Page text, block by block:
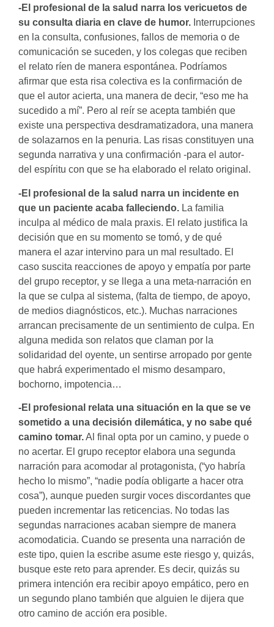
-El profesional de la salud narra los vericuetos de
su consulta diaria en clave de humor. Interrupciones
en la consulta, confusiones, fallos de memoria o de
comunicación se suceden, y los colegas que reciben
el relato ríen de manera espontánea. Podríamos
afirmar que esta risa colectiva es la confirmación de
que el autor acierta, una manera de decir, “eso me ha
sucedido a mí”. Pero al reír se acepta también que
existe una perspectiva desdramatizadora, una manera
de solazarnos en la penuria. Las risas constituyen una
segunda narrativa y una confirmación -para el autor-
del espíritu con que se ha elaborado el relato original.
-El profesional de la salud narra un incidente en
que un paciente acaba falleciendo. La familia
inculpa al médico de mala praxis. El relato justifica la
decisión que en su momento se tomó, y de qué
manera el azar intervino para un mal resultado. El
caso suscita reacciones de apoyo y empatía por parte
del grupo receptor, y se llega a una meta-narración en
la que se culpa al sistema, (falta de tiempo, de apoyo,
de medios diagnósticos, etc.). Muchas narraciones
arrancan precisamente de un sentimiento de culpa. En
alguna medida son relatos que claman por la
solidaridad del oyente, un sentirse arropado por gente
que habrá experimentado el mismo desamparo,
bochorno, impotencia…
-El profesional relata una situación en la que se ve
sometido a una decisión dilemática, y no sabe qué
camino tomar.Al final opta por un camino, y puede o
no acertar. El grupo receptor elabora una segunda
narración para acomodar al protagonista, (“yo habría
hecho lo mismo”, “nadie podía obligarte a hacer otra
cosa”), aunque pueden surgir voces discordantes que
pueden incrementar las reticencias. No todas las
segundas narraciones acaban siempre de manera
acomodaticia. Cuando se presenta una narración de
este tipo, quien la escribe asume este riesgo y, quizás,
busque este reto para aprender. Es decir, quizás su
primera intención era recibir apoyo empático, pero en
un segundo plano también que alguien le dijera que
otro camino de acción era posible.